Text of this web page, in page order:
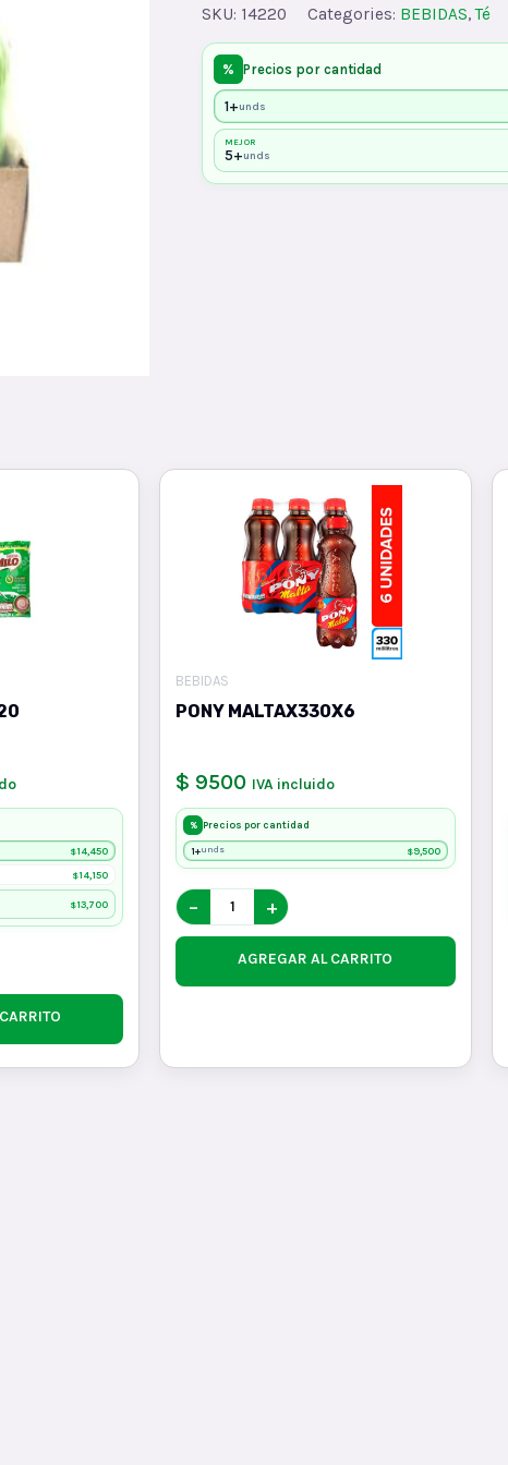
SKU: 14220 Categories: BEBIDAS,Té
% Precios por cantidad
1+unds
MEJOR
5+unds
$14,450
$14,150
$13,700
BEBIDAS
PONY MALTAX330X6
$ 9500 IVA incluido
% Precios por cantidad
1+unds $9,500
− +
AGREGAR AL CARRITO